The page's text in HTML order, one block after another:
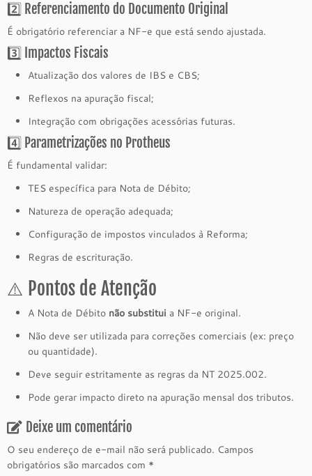
2️⃣ Referenciamento do Documento Original
É obrigatório referenciar a NF-e que está sendo ajustada.
3️⃣ Impactos Fiscais
Atualização dos valores de IBS e CBS;
Reflexos na apuração fiscal;
Integração com obrigações acessórias futuras.
4️⃣ Parametrizações no Protheus
É fundamental validar:
TES específica para Nota de Débito;
Natureza de operação adequada;
Configuração de impostos vinculados à Reforma;
Regras de escrituração.
⚠️ Pontos de Atenção
A Nota de Débito não substitui a NF-e original.
Não deve ser utilizada para correções comerciais (ex: preço
ou quantidade).
Deve seguir estritamente as regras da NT 2025.002.
Pode gerar impacto direto na apuração mensal dos tributos.
Deixe um comentário
O seu endereço de e-mail não será publicado. Campos
obrigatórios são marcados com *